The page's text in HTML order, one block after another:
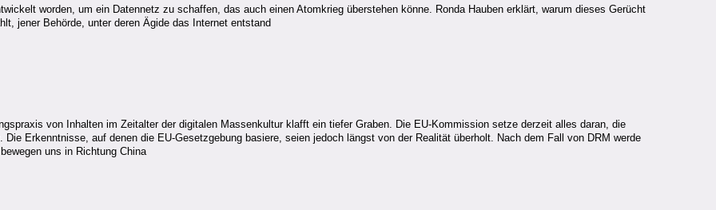
worden, um ein Datennetz zu schaffen, das auch einen Atomkrieg überstehen könne. Ronda Hauben erklärt, warum dieses Gerücht
jener Behörde, unter deren Ägide das Internet entstand
von Inhalten im Zeitalter der digitalen Massenkultur klafft ein tiefer Graben. Die EU-Kommission setze derzeit alles daran, die
Erkenntnisse, auf denen die EU-Gesetzgebung basiere, seien jedoch längst von der Realität überholt. Nach dem Fall von DRM werde
uns in Richtung China